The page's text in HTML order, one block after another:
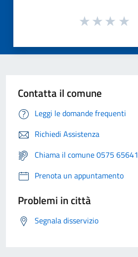
Contatta il comune
Leggi le domande frequenti
Richiedi Assistenza
Chiama il comune 0575 65641
Prenota un appuntamento
Problemi in città
Segnala disservizio